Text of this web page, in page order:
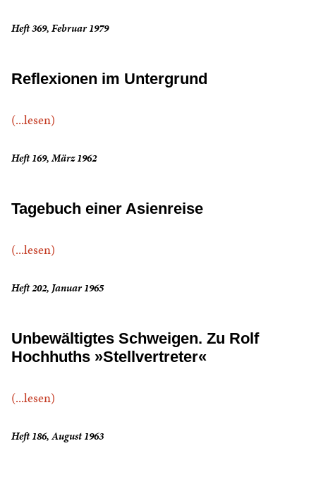
Heft 369, Februar 1979
Reflexionen im Untergrund
(...lesen)
Heft 169, März 1962
Tagebuch einer Asienreise
(...lesen)
Heft 202, Januar 1965
Unbewältigtes Schweigen. Zu Rolf
Hochhuths »Stellvertreter«
(...lesen)
Heft 186, August 1963